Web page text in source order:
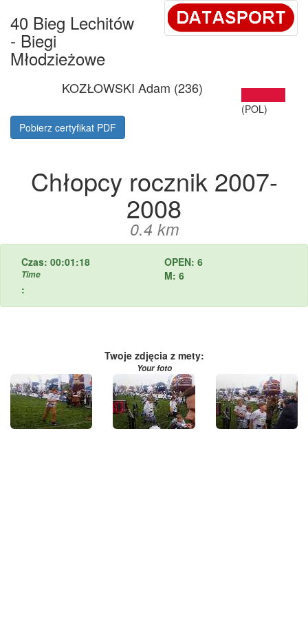
40 Bieg Lechitów
- Biegi
Młodzieżowe
KOZŁOWSKI Adam (236)
(POL)
Pobierz certyfikat PDF
Chłopcy rocznik 2007-
2008
0.4 km
Czas: 00:01:18
Time
OPEN: 6
M: 6
:
Twoje zdjęcia z mety:
Your foto